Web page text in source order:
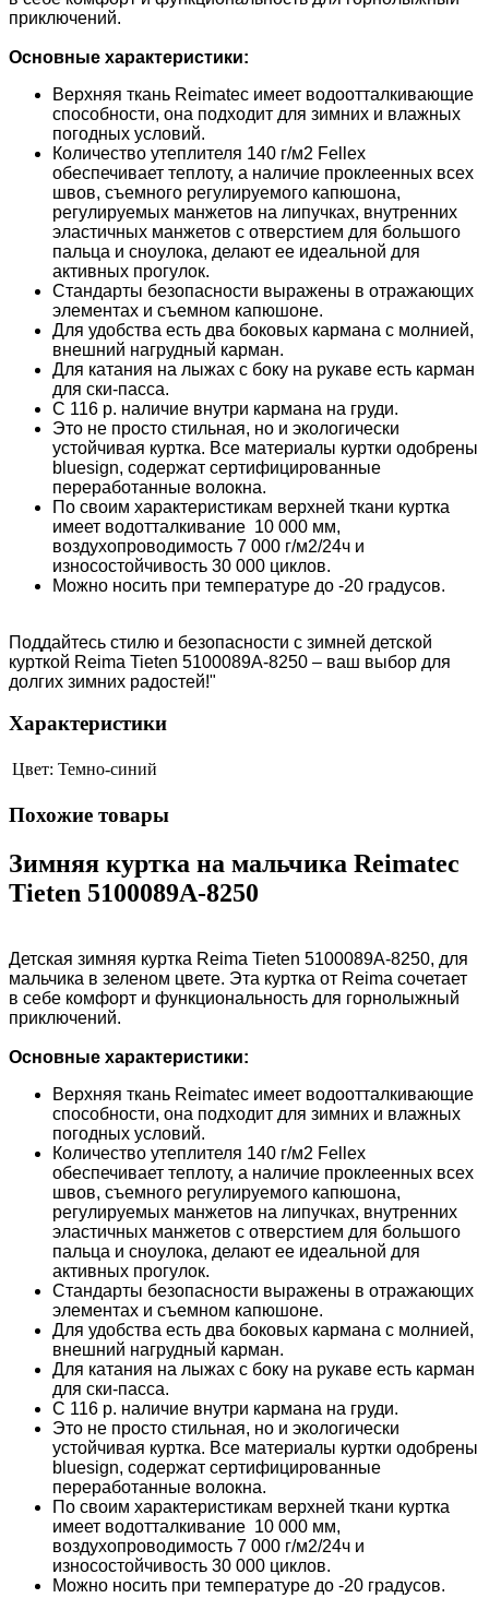
приключений.
Основные характеристики:
Верхняя ткань Reimatec имеет водоотталкивающие
способности, она подходит для зимних и влажных
погодных условий.
Количество утеплителя 140 г/м2 Fellex
обеспечивает теплоту, а наличие проклеенных всех
швов, съемного регулируемого капюшона,
регулируемых манжетов на липучках, внутренних
эластичных манжетов с отверстием для большого
пальца и сноулока, делают ее идеальной для
активных прогулок.
Стандарты безопасности выражены в отражающих
элементах и съемном капюшоне.
Для удобства есть два боковых кармана с молнией,
внешний нагрудный карман.
Для катания на лыжах с боку на рукаве есть карман
для ски-пасса.
С 116 р. наличие внутри кармана на груди.
Это не просто стильная, но и экологически
устойчивая куртка. Все материалы куртки одобрены
bluesign, содержат сертифицированные
переработанные волокна.
По своим характеристикам верхней ткани куртка
имеет водотталкивание 10 000 мм,
воздухопроводимость 7 000 г/м2/24ч и
износостойчивость 30 000 циклов.
Можно носить при температуре до -20 градусов.
Поддайтесь стилю и безопасности с зимней детской
курткой Reimа Tieten 5100089A-8250 – ваш выбор для
долгих зимних радостей!"
Характеристики
Цвет: Темно-синий
Похожие товары
Зимняя куртка на мальчика Reimatec
Tieten 5100089A-8250
Детская зимняя куртка Reima Tieten 5100089A-8250, для
мальчика в зеленом цвете. Эта куртка от Reima сочетает
в себе комфорт и функциональность для горнолыжный
приключений.
Основные характеристики:
Верхняя ткань Reimatec имеет водоотталкивающие
способности, она подходит для зимних и влажных
погодных условий.
Количество утеплителя 140 г/м2 Fellex
обеспечивает теплоту, а наличие проклеенных всех
швов, съемного регулируемого капюшона,
регулируемых манжетов на липучках, внутренних
эластичных манжетов с отверстием для большого
пальца и сноулока, делают ее идеальной для
активных прогулок.
Стандарты безопасности выражены в отражающих
элементах и съемном капюшоне.
Для удобства есть два боковых кармана с молнией,
внешний нагрудный карман.
Для катания на лыжах с боку на рукаве есть карман
для ски-пасса.
С 116 р. наличие внутри кармана на груди.
Это не просто стильная, но и экологически
устойчивая куртка. Все материалы куртки одобрены
bluesign, содержат сертифицированные
переработанные волокна.
По своим характеристикам верхней ткани куртка
имеет водотталкивание 10 000 мм,
воздухопроводимость 7 000 г/м2/24ч и
износостойчивость 30 000 циклов.
Можно носить при температуре до -20 градусов.